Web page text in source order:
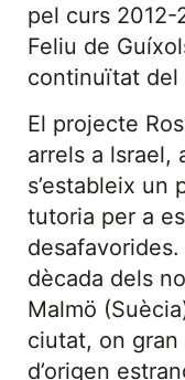
pel curs 2012-
Feliu de
continuïtat del
El projecte
arrels a lsrael,
s’estableix un
tutoria per a
dècada dels
Malmö
ciutat, on
d’origen